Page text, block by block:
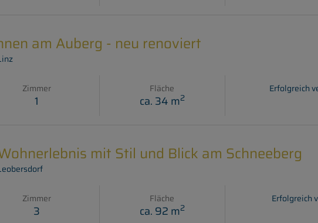
am Auberg - neu renoviert
Zimmer
1
Fläche
ca. 34 m2
Erfolgreich
mit Stil und Blick am Schneeberg
Zimmer
3
Fläche
ca. 92 m2
Erfolgreich